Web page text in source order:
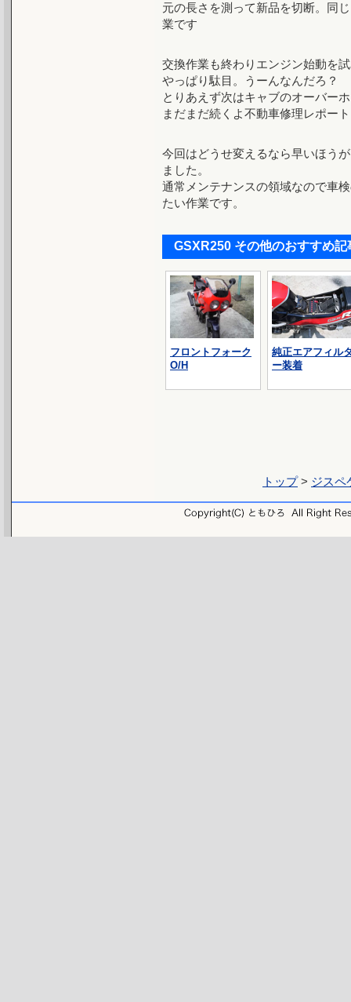
元の長さを測って新品を切断。同
業です
交換作業も終わりエンジン始動を
やっぱり駄目。うーんなんだろ？
とりあえず次はキャブのオーバー
まだまだ続くよ不動車修理レポー
今回はどうせ変えるなら早いほう
ました。
通常メンテナンスの領域なので車
たい作業です。
GSXR250 その他のおすすめ
フロントフォーク
O/H
純正エアフィル
ー装着
トップ> ジスペ